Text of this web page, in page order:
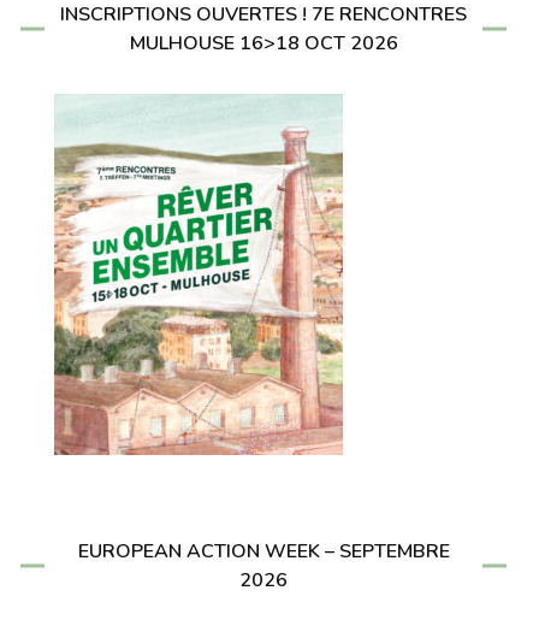
INSCRIPTIONS OUVERTES ! 7E RENCONTRES
MULHOUSE 16>18 OCT 2026
EUROPEAN ACTION WEEK – SEPTEMBRE
2026